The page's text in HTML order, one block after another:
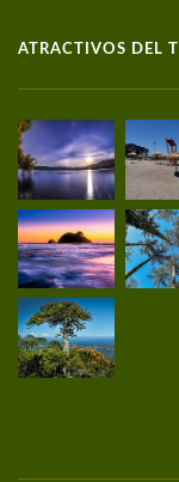
ATRACTIVOS DEL